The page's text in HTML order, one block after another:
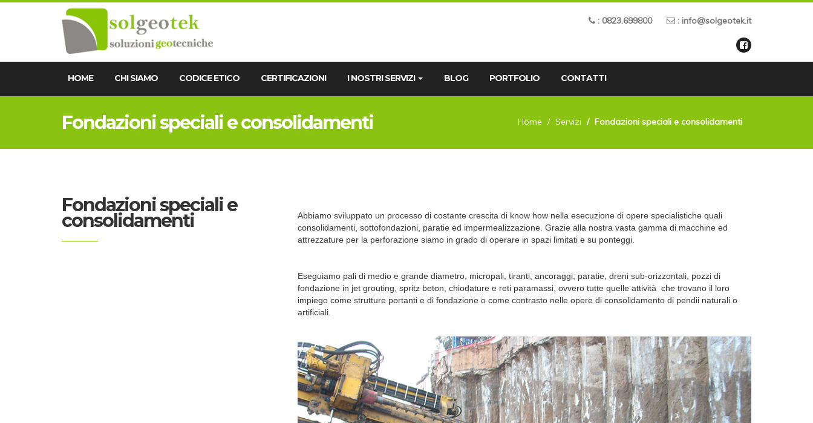
: 0823.699800 : info@solgeotek.it
HOME CHI SIAMO CODICE ETICO CERTIFICAZIONI I NOSTRI SERVIZI BLOG PORTFOLIO CONTATTI
Fondazioni speciali e consolidamenti Home Servizi Fondazioni speciali e consolidamenti
Fondazioni speciali e
consolidamenti
Abbiamo sviluppato un processo di costante crescita di know how nella esecuzione di opere specialistiche quali
consolidamenti, sottofondazioni, paratie ed impermealizzazione. Grazie alla nostra vasta gamma di macchine ed
attrezzature per la perforazione siamo in grado di operare in spazi limitati e su ponteggi.
Eseguiamo pali di medio e grande diametro, micropali, tiranti, ancoraggi, paratie, dreni sub-orizzontali, pozzi di
fondazione in jet grouting, spritz beton, chiodature e reti paramassi, ovvero tutte quelle attività che trovano il loro
impiego come strutture portanti e di fondazione o come contrasto nelle opere di consolidamento di pendii naturali o
artificiali.